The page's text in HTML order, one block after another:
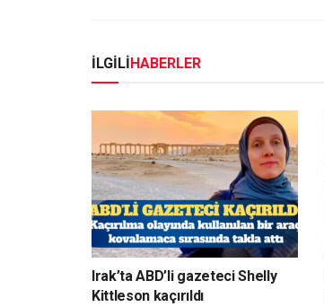
İLGİLİHABERLER
Irak’ta ABD’li gazeteci Shelly
Kittleson kaçırıldı